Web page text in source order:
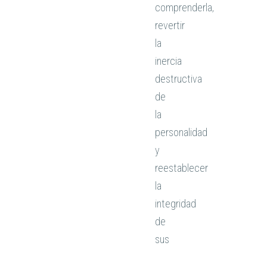
comprenderla,
revertir
la
inercia
destructiva
de
la
personalidad
y
reestablecer
la
integridad
de
sus